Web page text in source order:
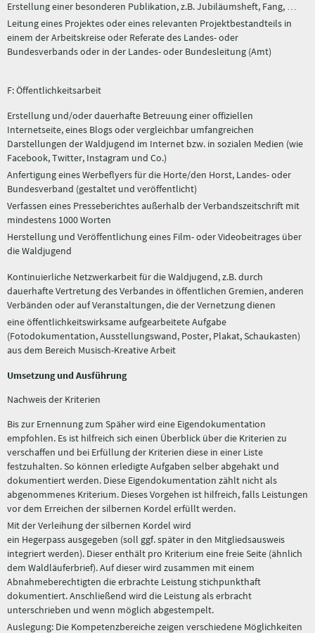
Erstellung einer besonderen Publikation, z.B. Jubiläumsheft, Fang, …
Leitung eines Projektes oder eines relevanten Projektbestandteils in
einem der Arbeitskreise oder Referate des Landes- oder
Bundesverbands oder in der Landes- oder Bundesleitung (Amt)
F: Öffentlichkeitsarbeit
Erstellung und/oder dauerhafte Betreuung einer offiziellen
Internetseite, eines Blogs oder vergleichbar umfangreichen
Darstellungen der Waldjugend im Internet bzw. in sozialen Medien (wie
Facebook, Twitter, Instagram und Co.)
Anfertigung eines Werbeflyers für die Horte/den Horst, Landes- oder
Bundesverband (gestaltet und veröffentlicht)
Verfassen eines Presseberichtes außerhalb der Verbandszeitschrift mit
mindestens 1000 Worten
Herstellung und Veröffentlichung eines Film- oder Videobeitrages über
die Waldjugend
Kontinuierliche Netzwerkarbeit für die Waldjugend, z.B. durch
dauerhafte Vertretung des Verbandes in öffentlichen Gremien, anderen
Verbänden oder auf Veranstaltungen, die der Vernetzung dienen
eine öffentlichkeitswirksame aufgearbeitete Aufgabe
(Fotodokumentation, Ausstellungswand, Poster, Plakat, Schaukasten)
aus dem Bereich Musisch-Kreative Arbeit
Umsetzung und Ausführung
Nachweis der Kriterien
Bis zur Ernennung zum Späher wird eine Eigendokumentation
empfohlen. Es ist hilfreich sich einen Überblick über die Kriterien zu
verschaffen und bei Erfüllung der Kriterien diese in einer Liste
festzuhalten. So können erledigte Aufgaben selber abgehakt und
dokumentiert werden. Diese Eigendokumentation zählt nicht als
abgenommenes Kriterium. Dieses Vorgehen ist hilfreich, falls Leistungen
vor dem Erreichen der silbernen Kordel erfüllt werden.
Mit der Verleihung der silbernen Kordel wird
ein Hegerpass ausgegeben (soll ggf. später in den Mitgliedsausweis
integriert werden). Dieser enthält pro Kriterium eine freie Seite (ähnlich
dem Waldläuferbrief). Auf dieser wird zusammen mit einem
Abnahmeberechtigten die erbrachte Leistung stichpunkthaft
dokumentiert. Anschließend wird die Leistung als erbracht
unterschrieben und wenn möglich abgestempelt.
Auslegung: Die Kompetenzbereiche zeigen verschiedene Möglichkeiten